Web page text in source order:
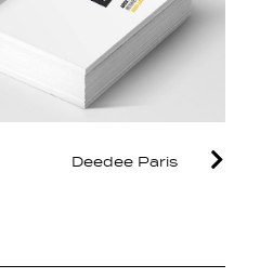
Deedee Paris